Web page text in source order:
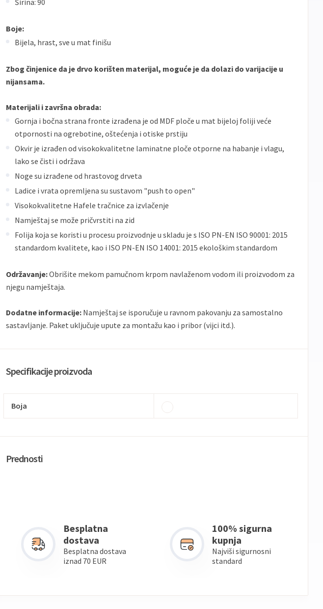
Širina: 90
Boje:
Bijela, hrast, sve u mat finišu
Zbog činjenice da je drvo korišten materijal, moguće je da dolazi do varijacije u
nijansama.
Materijali i završna obrada:
Gornja i bočna strana fronte izrađena je od MDF ploče u mat bijeloj foliji veće
otpornosti na ogrebotine, oštećenja i otiske prstiju
Okvir je izrađen od visokokvalitetne laminatne ploče otporne na habanje i vlagu,
lako se čisti i održava
Noge su izrađene od hrastovog drveta
Ladice i vrata opremljena su sustavom "push to open"
Visokokvalitetne Hafele tračnice za izvlačenje
Namještaj se može pričvrstiti na zid
Folija koja se koristi u procesu proizvodnje u skladu je s ISO PN-EN ISO 90001: 2015
standardom kvalitete, kao i ISO PN-EN ISO 14001: 2015 ekološkim standardom
Održavanje:Obrišite mekom pamučnom krpom navlaženom vodom ili proizvodom za
njegu namještaja.
Dodatne informacije: Namještaj se isporučuje u ravnom pakovanju za samostalno
sastavljanje. Paket uključuje upute za montažu kao i pribor (vijci itd.).
Specifikacije proizvoda
Boja
Prednosti
Besplatna
dostava
Besplatna dostava
iznad 70 EUR
100% sigurna
kupnja
Najviši sigurnosni
standard